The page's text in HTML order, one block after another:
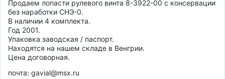
Продаем лопасти рулевого винта 8-3922-00 с консервации
без наработки СНЭ-0.
В наличии 4 комплекта.
Год 2001.
Упаковка заводская / паспорт.
Находятся на нашем складе в Венгрии.
Цена договорная.
почта: gavial@msx.ru